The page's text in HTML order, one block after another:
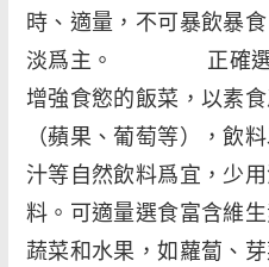
疾病
時、適量，不可暴飲暴
淡爲主。 正確選食
增強食慾的飯菜，以素
（蘋果、葡萄等），飲
汁等自然飲料爲宜，少
料。可適量選食富含維
蔬菜和水果，如蘿蔔、